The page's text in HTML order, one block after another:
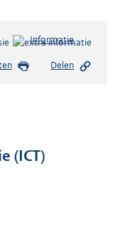
Informatie
Delen
(ICT)